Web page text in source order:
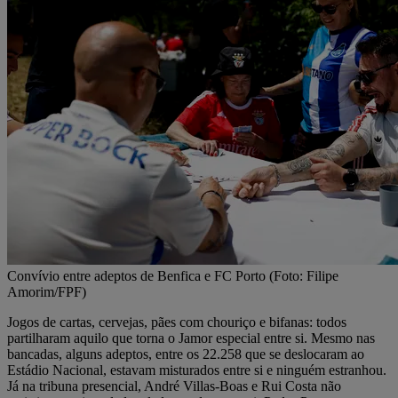
Convívio entre adeptos de Benfica e FC Porto (Foto: Filipe
Amorim/FPF)
Jogos de cartas, cervejas, pães com chouriço e bifanas: todos
partilharam aquilo que torna o Jamor especial entre si. Mesmo nas
bancadas, alguns adeptos, entre os 22.258 que se deslocaram ao
Estádio Nacional, estavam misturados entre si e ninguém estranhou.
Já na tribuna presencial, André Villas-Boas e Rui Costa não